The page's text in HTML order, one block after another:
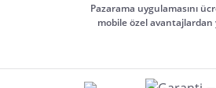
Pazarama uygulamasını
mobile özel avantajlardan